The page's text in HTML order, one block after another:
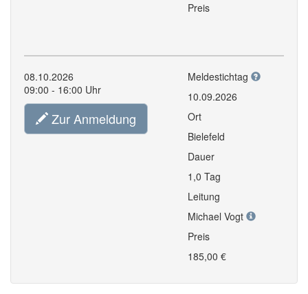
Preis
08.10.2026
09:00 - 16:00 Uhr
Zur Anmeldung
Meldestichtag
10.09.2026
Ort
Bielefeld
Dauer
1,0 Tag
Leitung
Michael Vogt
Preis
185,00 €